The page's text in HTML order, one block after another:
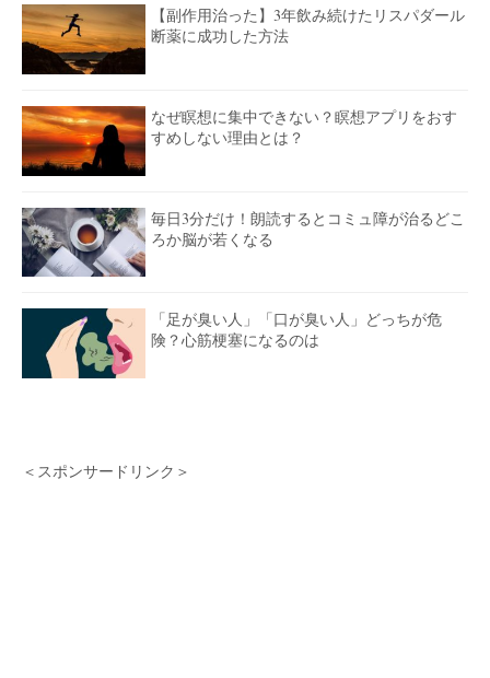
【副作用治った】3年飲み続けたリスパダール
断薬に成功した方法
なぜ瞑想に集中できない？瞑想アプリをおす
すめしない理由とは？
毎日3分だけ！朗読するとコミュ障が治るどこ
ろか脳が若くなる
「足が臭い人」「口が臭い人」どっちが危
険？心筋梗塞になるのは
＜スポンサードリンク＞